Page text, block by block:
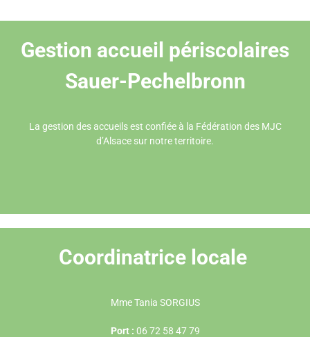
Gestion accueil périscolaires
Sauer-Pechelbronn
La gestion des accueils est confiée à la Fédération des MJC
d’Alsace sur notre territoire.
Coordinatrice locale
Mme Tania SORGIUS
Port : 06 72 58 47 79